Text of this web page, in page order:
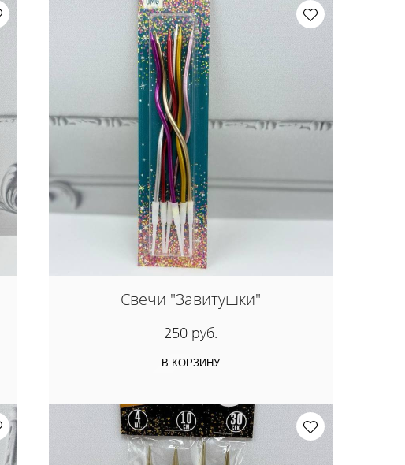
Свечи "Завитушки"
250 руб.
В КОРЗИНУ